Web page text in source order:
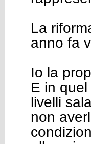
La
anno fa
Io la
E in
livelli
non